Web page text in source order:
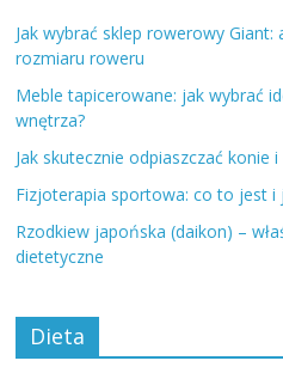
Jak wybrać sklep rowerowy
rozmiaru roweru
Meble tapicerowane: jak wybrać
wnętrza?
Jak skutecznie odpiaszczać konie
Fizjoterapia sportowa: co to jest i
Rzodkiew japońska (daikon) –
dietetyczne
Dieta